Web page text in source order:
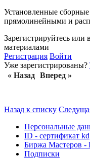
Установленные
прямолинейными и
Зарегистрируйтесь или
материалами
Регистрация Войти
Уже зарегистрированы?
« Назад Вперед »
Назад к списку
Персональные
ID - сертификат kd
Биржа Мастеров
Подписки